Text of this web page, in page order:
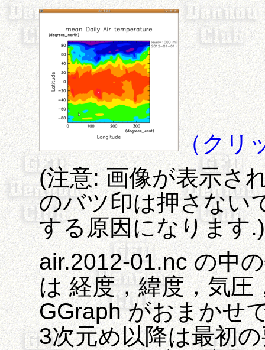
（クリ
(注意: 画像が表示さ
のバツ印は押さない
する原因になります.)
air.2012-01.nc の中
は 経度，緯度，気圧
GGraph がおまかせ
3次元め以降は最初